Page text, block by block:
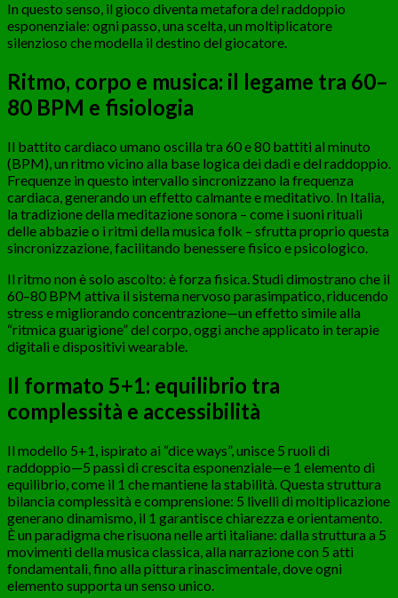
In questo senso, il gioco diventa metafora del raddoppio
esponenziale: ogni passo, una scelta, un moltiplicatore
silenzioso che modella il destino del giocatore.
Ritmo, corpo e musica: il legame tra 60–
80 BPM e fisiologia
Il battito cardiaco umano oscilla tra 60 e 80 battiti al minuto
(BPM), un ritmo vicino alla base logica dei dadi e del raddoppio.
Frequenze in questo intervallo sincronizzano la frequenza
cardiaca, generando un effetto calmante e meditativo. In Italia,
la tradizione della meditazione sonora – come i suoni rituali
delle abbazie o i ritmi della musica folk – sfrutta proprio questa
sincronizzazione, facilitando benessere fisico e psicologico.
Il ritmo non è solo ascolto: è forza fisica. Studi dimostrano che il
60–80 BPM attiva il sistema nervoso parasimpatico, riducendo
stress e migliorando concentrazione—un effetto simile alla
“ritmica guarigione” del corpo, oggi anche applicato in terapie
digitali e dispositivi wearable.
Il formato 5+1: equilibrio tra
complessità e accessibilità
Il modello 5+1, ispirato ai “dice ways”, unisce 5 ruoli di
raddoppio—5 passi di crescita esponenziale—e 1 elemento di
equilibrio, come il 1 che mantiene la stabilità. Questa struttura
bilancia complessità e comprensione: 5 livelli di moltiplicazione
generano dinamismo, il 1 garantisce chiarezza e orientamento.
È un paradigma che risuona nelle arti italiane: dalla struttura a 5
movimenti della musica classica, alla narrazione con 5 atti
fondamentali, fino alla pittura rinascimentale, dove ogni
elemento supporta un senso unico.